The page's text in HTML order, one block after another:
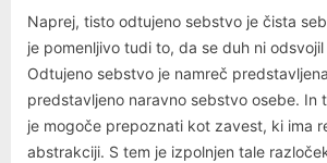
Naprej, tisto odtujeno sebstvo je čista
je pomenljivo tudi to, da se duh ni
Odtujeno sebstvo je namreč
predstavljeno naravno sebstvo osebe. In
je mogoče prepoznati kot zavest, ki ima
abstrakciji. S tem je izpolnjen tale